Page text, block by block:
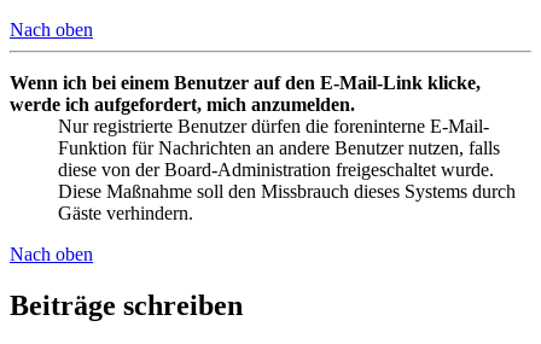
Nach oben
Wenn ich bei einem Benutzer auf den E-Mail-Link klicke,
werde ich aufgefordert, mich anzumelden.
Nur registrierte Benutzer dürfen die foreninterne E-Mail-
Funktion für Nachrichten an andere Benutzer nutzen, falls
diese von der Board-Administration freigeschaltet wurde.
Diese Maßnahme soll den Missbrauch dieses Systems durch
Gäste verhindern.
Nach oben
Beiträge schreiben